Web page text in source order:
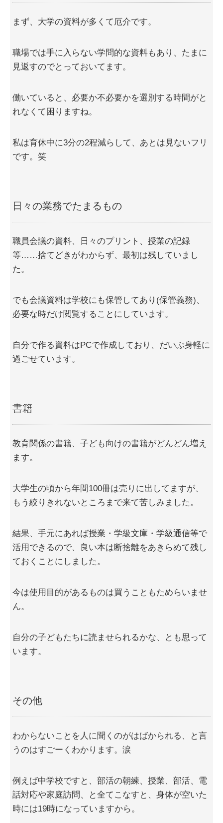
まず、大学の資料が多くて厄介です。
職場では手に入らない学問的な資料もあり、たまに
見返すのでとっておいてます。
働いていると、必要か不必要かを選別する時間がと
れなくて困りますね。
私は育休中に3分の2程減らして、あとは見ないフリ
です。笑
日々の業務でたまるもの
職員会議の資料、日々のプリント、授業の記録
等……捨てどきがわからず、最初は残していまし
た。
でも会議資料は学校にも保管してあり(保管義務)、
必要な時だけ閲覧することにしています。
自分で作る資料はPCで作成しており、だいぶ身軽に
過ごせています。
書籍
教育関係の書籍、子ども向けの書籍がどんどん増え
ます。
大学生の頃から年間100冊は売りに出してますが、
もう絞りきれないところまで来て苦しみました。
結果、手元にあれば授業・学級文庫・学級通信等で
活用できるので、良い本は断捨離をあきらめて残し
ておくことにしました。
今は使用目的があるものは買うこともためらいませ
ん。
自分の子どもたちに読ませられるかな、とも思って
います。
その他
わからないことを人に聞くのがはばかられる、と言
うのはすごーくわかります。涙
例えば中学校ですと、部活の朝練、授業、部活、電
話対応や家庭訪問、と全てこなすと、身体が空いた
時には19時になっていますから。